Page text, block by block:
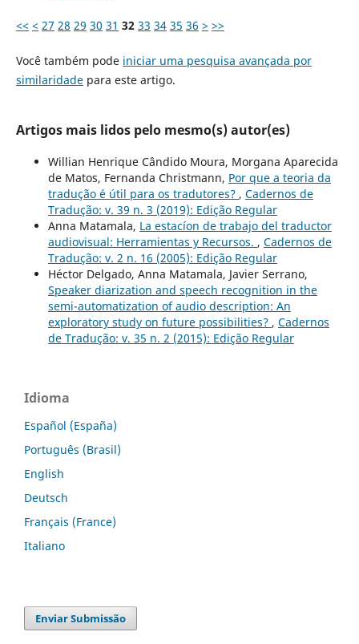
<< < 27 28 29 30 31 32 33 34 35 36 > >>
Você também pode iniciar uma pesquisa avançada por
similaridadepara este artigo.
Artigos mais lidos pelo mesmo(s) autor(es)
Willian Henrique Cândido Moura, Morgana Aparecida
de Matos, Fernanda Christmann, Por que a teoria da
tradução é útil para os tradutores? , Cadernos de
Tradução: v. 39 n. 3 (2019): Edição Regular
Anna Matamala, La estacíon de trabajo del traductor
audiovisual: Herramientas y Recursos. , Cadernos de
Tradução: v. 2 n. 16 (2005): Edição Regular
Héctor Delgado, Anna Matamala, Javier Serrano,
Speaker diarization and speech recognition in the
semi-automatization of audio description: An
exploratory study on future possibilities? , Cadernos
de Tradução: v. 35 n. 2 (2015): Edição Regular
Idioma
Español (España)
Português (Brasil)
English
Deutsch
Français (France)
Italiano
Enviar Submissão